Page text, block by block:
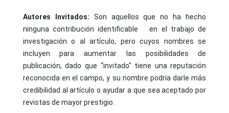
Autores Invitados: Son aquellos que no ha hecho
ninguna contribución identificable en el trabajo de
investigación o al artículo, pero cuyos nombres se
incluyen para aumentar las posibilidades de
publicación, dado que “invitado" tiene una reputación
reconocida en el campo, y su nombre podría darle más
credibilidad al artículo o ayudar a que sea aceptado por
revistas de mayor prestigio.